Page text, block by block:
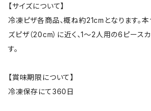
【サイズについて】
冷凍ピザ各商品、概ね約21cmとなります。
ズピザ（20cm）に近く、1～2人用の6ピース
す。
【賞味期限について】
冷凍保存にて360日